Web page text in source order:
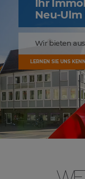
Ihr
Neu-
Wir bieten
LERNEN SIE UNS